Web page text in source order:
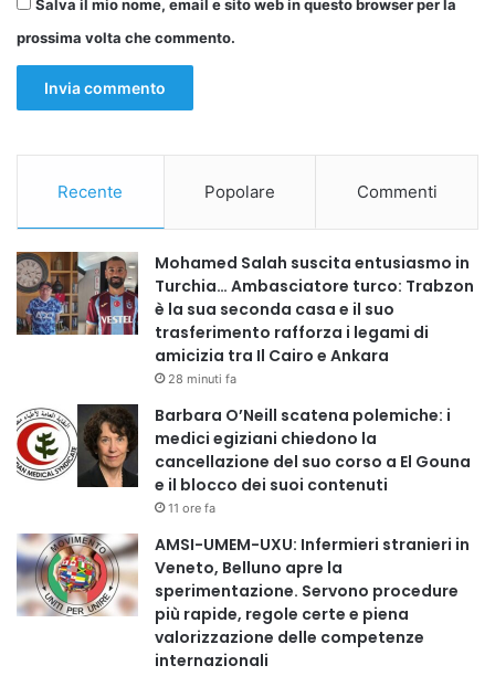
Salva il mio nome, email e sito web in questo browser per la
prossima volta che commento.
Recente Popolare Commenti
Mohamed Salah suscita entusiasmo in
Turchia… Ambasciatore turco: Trabzon
è la sua seconda casa e il suo
trasferimento rafforza i legami di
amicizia tra Il Cairo e Ankara
28 minuti fa
Barbara O’Neill scatena polemiche: i
medici egiziani chiedono la
cancellazione del suo corso a El Gouna
e il blocco dei suoi contenuti
11 ore fa
AMSI-UMEM-UXU: Infermieri stranieri in
Veneto, Belluno apre la
sperimentazione. Servono procedure
più rapide, regole certe e piena
valorizzazione delle competenze
internazionali